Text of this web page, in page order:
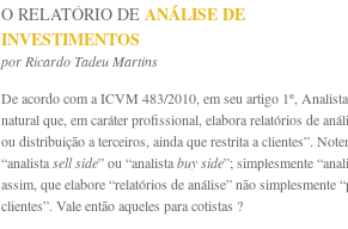
O RELATÓRIO DE ANÁLISE DE
INVESTIMENTOS
porRicardo Tadeu Martins
De acordo com a ICVM 483/2010, em seu artigo 1º,
natural que, em caráter profissional, elabora relatórios de
ou distribuição a terceiros, ainda que restrita a clientes”.
“analistasell side” ou “analistabuy side”; simplesmente
assim, que elabore “relatórios de análise” não simplesmente
clientes”. Vale então aqueles para cotistas ?